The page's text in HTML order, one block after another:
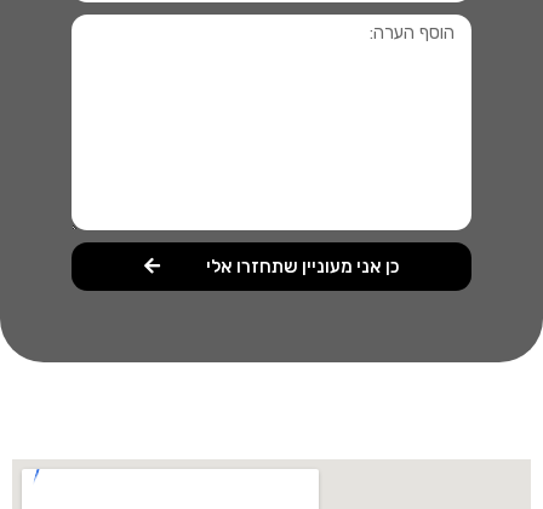
כן אני מעוניין שתחזרו אלי